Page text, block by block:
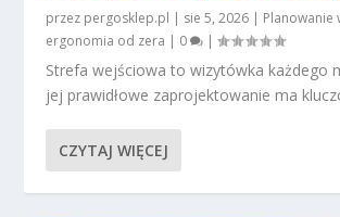
przez pergosklep.pl | sie 5, 2026 | Planowanie
ergonomia od zera | 0 |
Strefa wejściowa to wizytówka każdego
jej prawidłowe zaprojektowanie ma
CZYTAJ WIĘCEJ